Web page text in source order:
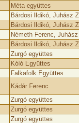
Méta együttes
Bárdosi Ildikó, Juhász
Bárdosi Ildikó, Juhász
Németh Ferenc,
Bárdosi Ildikó, Juhász
Zurgó együttes
Kóló Együttes
Falkafolk Együttes
Kádár Ferenc
Zurgó együttes
Zurgó együttes
Zurgó együttes